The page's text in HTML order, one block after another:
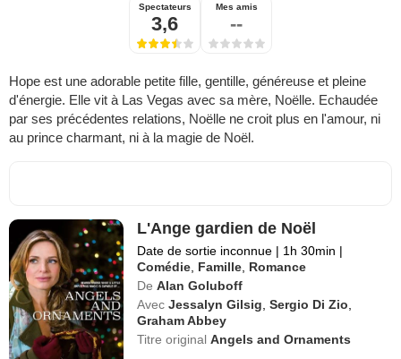
Spectateurs
3,6
Mes amis
--
Hope est une adorable petite fille, gentille, généreuse et pleine
d'énergie. Elle vit à Las Vegas avec sa mère, Noëlle. Echaudée
par ses précédentes relations, Noëlle ne croit plus en l'amour, ni
au prince charmant, ni à la magie de Noël.
L'Ange gardien de Noël
Date de sortie inconnue | 1h 30min |
Comédie Famille Romance
De Alan Goluboff
Avec Jessalyn Gilsig ,Sergio Di Zio
Graham Abbey
Titre originalAngels and Ornaments